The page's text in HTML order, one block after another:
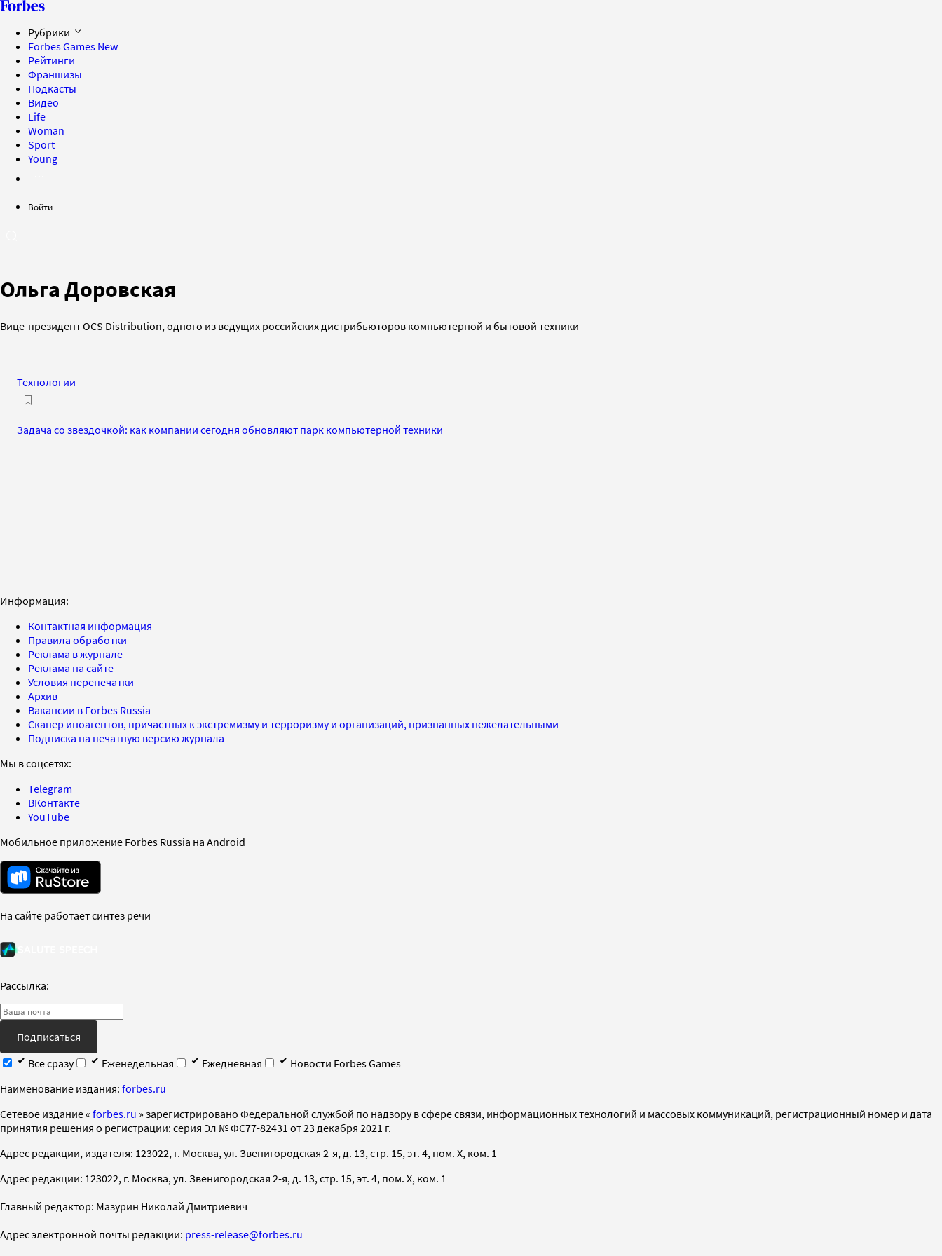
Рубрики
Forbes Games New
Рейтинги
Франшизы
Подкасты
Видео
Life
Woman
Sport
Young
Войти
Ольга Доровская
Вице-президент OCS Distribution, одного из ведущих российских дистрибьюторов компьютерной и бытовой техники
Технологии
Задача со звездочкой: как компании сегодня обновляют парк компьютерной техники
Информация:
Контактная информация
Правила обработки
Реклама в журнале
Реклама на сайте
Условия перепечатки
Архив
Вакансии в Forbes Russia
Сканер иноагентов, причастных к экстремизму и терроризму и организаций, признанных нежелательными
Подписка на печатную версию журнала
Мы в соцсетях:
Telegram
ВКонтакте
YouTube
Мобильное приложение Forbes Russia на Android
На сайте работает синтез речи
Рассылка:
Подписаться
Все сразу
Еженедельная Ежедневная
Новости Forbes Games
Наименование издания: forbes.ru
Cетевое издание « forbes.ru » зарегистрировано Федеральной службой по надзору в сфере связи, информационных технологий и массовых коммуникаций, регистрационный номер и дата
принятия решения о регистрации: серия Эл № ФС77-82431 от 23 декабря 2021 г.
Адрес редакции, издателя: 123022, г. Москва, ул. Звенигородская 2-я, д. 13, стр. 15, эт. 4, пом. X, ком. 1
Адрес редакции: 123022, г. Москва, ул. Звенигородская 2-я, д. 13, стр. 15, эт. 4, пом. X, ком. 1
Главный редактор: Мазурин Николай Дмитриевич
Адрес электронной почты редакции: press-release@forbes.ru